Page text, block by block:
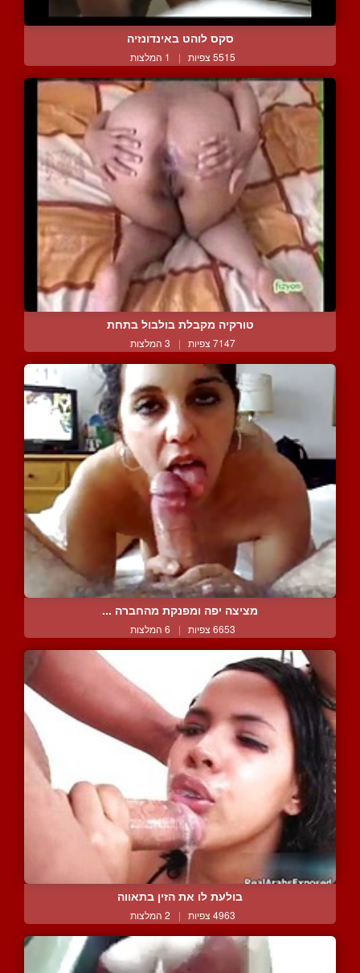
סקס לוהט באינדונזיה
5515 צפיות | 1 המלצות
טורקיה מקבלת בולבול בתחת
7147 צפיות | 3 המלצות
מציצה יפה ומפנקת מהחברה ...
6653 צפיות | 6 המלצות
בולעת לו את הזין בתאווה
4963 צפיות | 2 המלצות